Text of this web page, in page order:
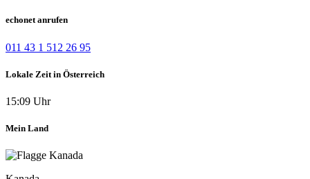
echonet anrufen
011 43 1 512 26 95
Lokale Zeit in Österreich
15:09 Uhr
Mein Land